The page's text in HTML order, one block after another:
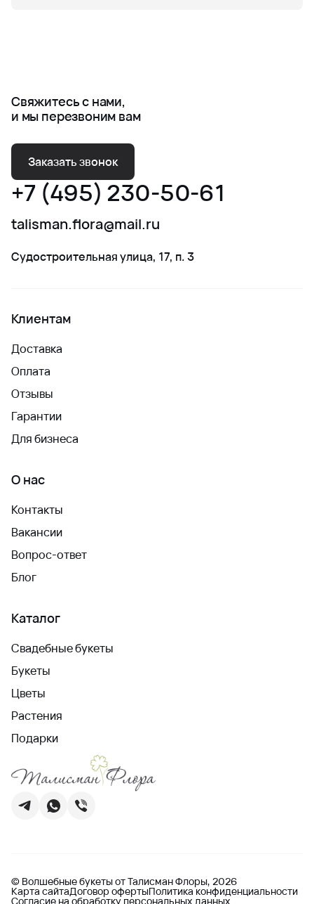
Свяжитесь с нами,
и мы перезвоним вам
Заказать звонок
+7 (495) 230-50-61
talisman.flora@mail.ru
Судостроительная улица, 17, п. 3
Клиентам
Доставка
Оплата
Отзывы
Гарантии
Для бизнеса
О нас
Контакты
Вакансии
Вопрос-ответ
Блог
Каталог
Свадебные букеты
Букеты
Цветы
Растения
Подарки
© Волшебные букеты от Талисман Флоры, 2026
Карта сайтаДоговор офертыПолитика конфиденциальности
Согласие на обработку персональных данных